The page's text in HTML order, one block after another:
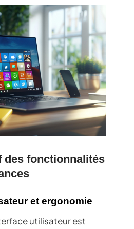
des fonctionnalités
et ergonomie
utilisateur est